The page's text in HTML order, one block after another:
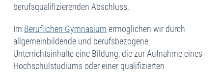
berufsqualifizierenden Abschluss.
Im Beruflichen Gymnasium ermöglichen wir durch
allgemeinbildende und berufsbezogene
Unterrichtsinhalte eine Bildung, die zur Aufnahme eines
Hochschulstudiums oder einer qualifizierten